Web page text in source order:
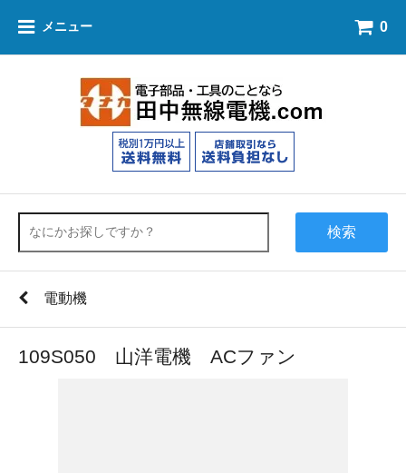
メニュー 0
検索
電動機
109S050 山洋電機 ACファン